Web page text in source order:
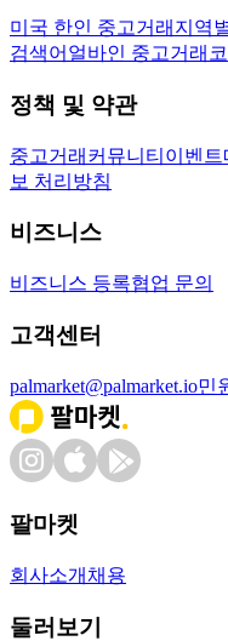
미국 한인 중고거래 지역
검색어 얼바인 중고거래
정책 및 약관
중고거래 커뮤니티 이벤트
보 처리방침
비즈니스
비즈니스 등록협업 문의
고객센터
palmarket@palmarket.io민
팔마켓
회사소개 채용
둘러보기